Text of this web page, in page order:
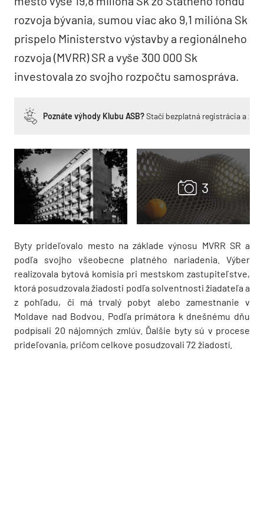
rozvoja bývania, sumou viac ako 9,1 milióna Sk
prispelo Ministerstvo výstavby a regionálneho
rozvoja (MVRR) SR a vyše 300 000 Sk
investovala zo svojho rozpočtu samospráva.
Poznáte výhody Klubu ASB?Stačí bezplatná registrácia a
Byty prideľovalo mesto na základe výnosu MVRR SR a
podľa svojho všeobecne platného nariadenia. Výber
realizovala bytová komisia pri mestskom zastupiteľstve,
ktorá posudzovala žiadosti podľa solventnosti žiadateľa a
z pohľadu, či má trvalý pobyt alebo zamestnanie v
Moldave nad Bodvou. Podľa primátora k dnešnému dňu
podpísali 20 nájomných zmlúv. Ďalšie byty sú v procese
prideľovania, pričom celkove posudzovali 72 žiadostí.